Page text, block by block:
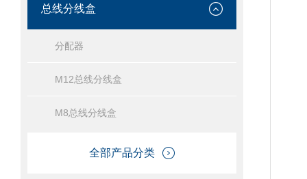
总线分线盒
分配器
M12总线分线盒
M8总线分线盒
全部产品分类